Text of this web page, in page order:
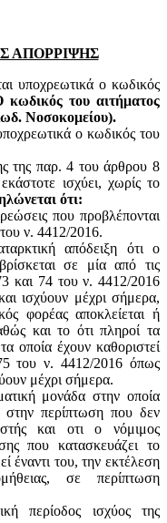
ΑΠΟΡΡΙΨΗΣ
υποχρεωτικά ο κωδικός
του αιτήματος
Νοσοκομείου).
ο κωδικός του
της παρ. 4 του άρθρου 8
ισχύει, χωρίς το
ότι:
που προβλέπονται
ν. 4412/2016.
απόδειξη ότι ο
σε μία από τις
και 74 του ν. 4412/2016
ισχύουν μέχρι σήμερα,
φορέας αποκλείεται ή
και το ότι πληροί τα
οποία έχουν καθοριστεί
του ν. 4412/2016 όπως
μέχρι σήμερα.
μονάδα στην οποία
στην περίπτωση που δεν
και oτι ο νόμιμος
που κατασκευάζει το
έναντι του, την εκτέλεση
σε περίπτωση
περίοδος ισχύος της